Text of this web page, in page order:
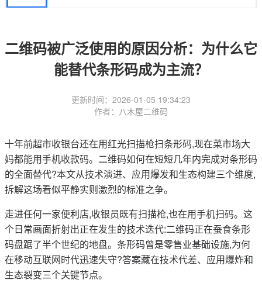
二维码被广泛使用的原因分析：为什么它
能替代条形码成为主流？
更新时间：2026-01-05 19:34:23
作者：八木屋二维码
十年前超市收银台还在用红光扫描枪扫条形码,现在菜市场大
妈都能用手机收款码。二维码如何在短短几年内完成对条形码
的全面替代?本文从技术演进、应用爆发和生态构建三个维度,
拆解这场看似平静实则激烈的标准之争。
走进任何一家便利店,收银员既有扫描枪,也在用手机扫码。这
个日常画面折射出正在发生的技术迭代:二维码正在蚕食条形
码盘踞了半个世纪的地盘。条形码曾是零售业基础设施,为何
在移动互联网时代迅速失守?答案藏在技术代差、应用爆炸和
生态裂变三个关键节点。